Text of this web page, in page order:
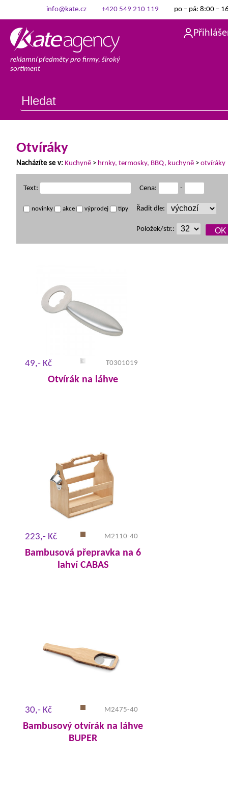
info@kate.cz +420 549 210 119 po – pá: 8:00 –
reklamní předměty pro firmy, široký
sortiment
Otvíráky
Nacházíte se v: Kuchyně > hrnky, termosky, BBQ, kuchyně > otvíráky
Text: Cena: -
novinky akce výprodej tipy Řadit dle:
Položek/str.:
49,- Kč T0301019
Otvírák na láhve
223,- Kč M2110-40
Bambusová přepravka na 6
lahví CABAS
30,- Kč M2475-40
Bambusový otvírák na láhve
BUPER